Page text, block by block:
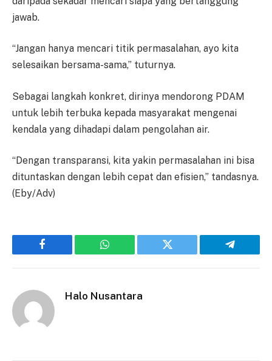
jawab.
“Jangan hanya mencari titik permasalahan, ayo kita
selesaikan bersama-sama,” tuturnya.
Sebagai langkah konkret, dirinya mendorong PDAM
untuk lebih terbuka kepada masyarakat mengenai
kendala yang dihadapi dalam pengolahan air.
“Dengan transparansi, kita yakin permasalahan ini bisa
dituntaskan dengan lebih cepat dan efisien,” tandasnya.
(Eby/Adv)
Facebook WhatsApp Twitter Telegram
Halo Nusantara